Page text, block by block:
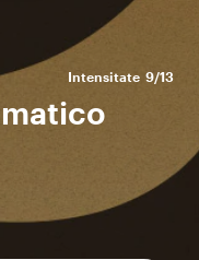
Intensitate 9/13